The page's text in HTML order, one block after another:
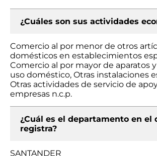
¿Cuáles son sus actividades
Comercio al por menor de otros
domésticos en establecimientos
Comercio al por mayor de aparatos
uso doméstico, Otras instalaciones
Otras actividades de servicio de
empresas n.c.p.
¿Cuál es el departamento en el
registra?
SANTANDER